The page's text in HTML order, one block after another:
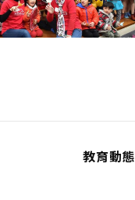
教育動態